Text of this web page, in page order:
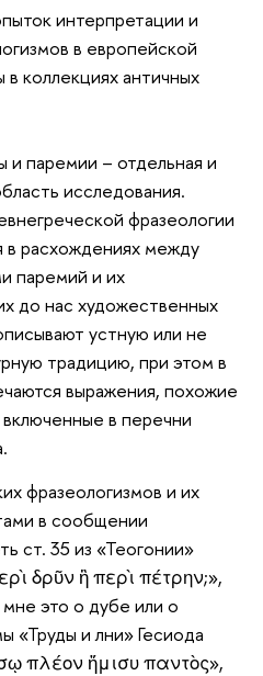
интерпретации и
в европейской
коллекциях античных
и паремии – отдельная и
исследования.
фразеологии
в расхождениях между
паремий и их
до нас художественных
устную или не
традицию, при этом в
выражения, похожие
в перечни
фразеологизмов и их
в сообщении
ст. 35 из «Теогонии»
δρῦν ἢ περὶ πέτρην;»,
это о дубе или о
«Труды и лни» Гесиода
πλέον ἥμισυ παντὸς»,